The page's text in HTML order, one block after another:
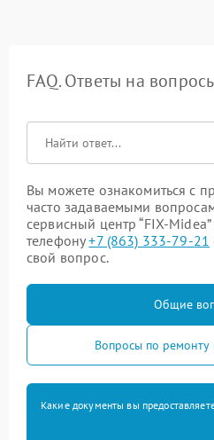
FAQ. Ответы на
Вы можете ознакомиться с
часто задаваемыми
сервисный центр “FIX-
телефону+7 (863) 333-79-21
свой вопрос.
Общие
Вопросы по
Какие документы вы